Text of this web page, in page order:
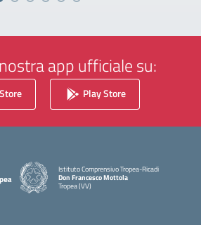
app ufficiale su:
Play Store
Istituto Comprensivo Tropea-Ricadi
Don Francesco Mottola
Tropea (VV)
— Visita la pagina iniziale della scuola